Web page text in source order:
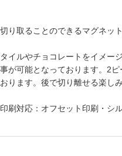
切り取ることのできるマグネッ
タイルやチョコレートをイメー
事が可能となっております。2
おります。後で切り離せる楽し
印刷対応：オフセット印刷・シ